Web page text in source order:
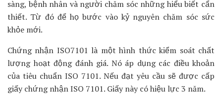
sàng, bệnh nhân và người chăm sóc những hiểu biết cẩn
thiết. Từ đó để họ bước vào kỷ nguyên chăm sóc sức
khỏe mới.
Chứng nhận ISO7101 là một hình thức kiểm soát chất
lượng hoạt động đánh giá. Nó áp dụng các điều khoản
của tiêu chuẩn ISO 7101. Nếu đạt yêu cầu sẽ được cấp
giấy chứng nhận ISO 7101. Giấy này có hiệu lực 3 năm.